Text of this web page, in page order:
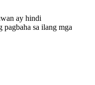
ay hindi
pagbaha sa ilang mga